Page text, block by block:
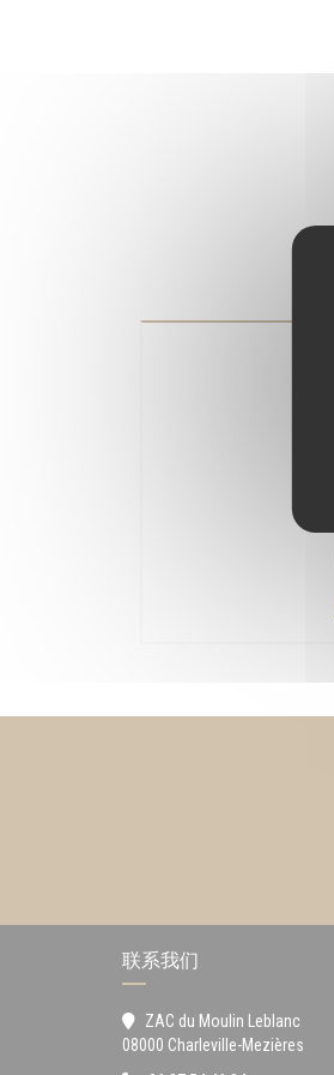
联系我们
ZAC du Moulin Leblanc
08000 Charleville-Mezières